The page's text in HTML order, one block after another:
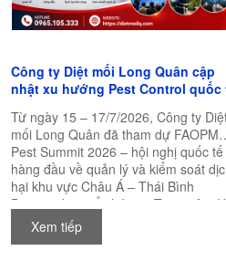
Công ty Diệt mối Long Quân cập
nhật xu hướng Pest Control quốc
Từ ngày 15 – 17/7/2026, Công ty
mối Long Quân đã tham dự FAOPMA
Pest Summit 2026 – hội nghị quốc tế
hàng đầu về quản lý và kiểm soát
hại khu vực Châu Á – Thái Bình
Dương, được tổ chức tại Trung tâm
nghị Quốc tế New Zealand (NZICC),
Auckland, New Zealand.
Xem tiếp